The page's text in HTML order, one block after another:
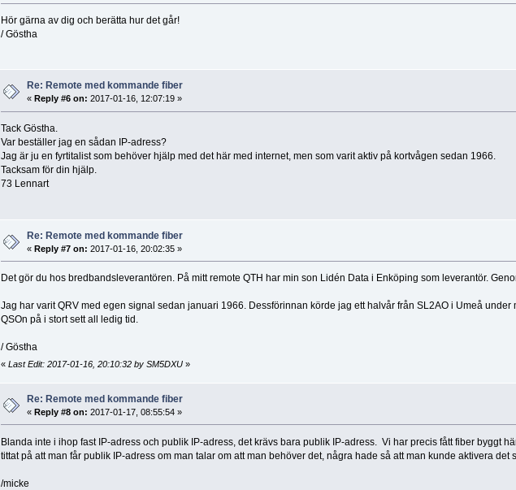
Hör gärna av dig och berätta hur det går!
/ Göstha
Re: Remote med kommande fiber
« Reply #6 on: 2017-01-16, 12:07:19 »
Tack Göstha.
Var beställer jag en sådan IP-adress?
Jag är ju en fyrtitalist som behöver hjälp med det här med internet, men som varit aktiv på kortvågen sedan 1966.
Tacksam för din hjälp.
73 Lennart
Re: Remote med kommande fiber
«Reply #7 on: 2017-01-16, 20:02:35 »
Det gör du hos bredbandsleverantören. På mitt remote QTH har min son Lidén Data i Enköping som leverantör.
Jag har varit QRV med egen signal sedan januari 1966. Dessförinnan körde jag ett halvår från SL2AO i Umeå
QSOn på i stort sett all ledig tid.
/ Göstha
« Last Edit: 2017-01-16, 20:10:32 by SM5DXU»
Re: Remote med kommande fiber
«Reply #8 on: 2017-01-17, 08:55:54 »
Blanda inte i ihop fast IP-adress och publik IP-adress, det krävs bara publik IP-adress. Vi har precis fått fiber byggt
tittat på att man får publik IP-adress om man talar om att man behöver det, några hade så att man kunde aktivera
/micke